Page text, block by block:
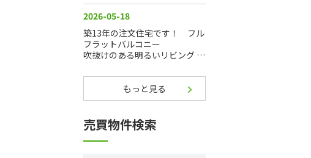
もっと見る
売買物件検索